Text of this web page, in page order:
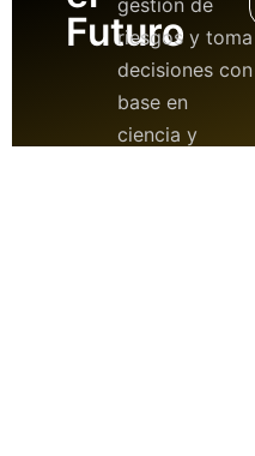
Futuro
riesgos y toma
decisiones con
base en
ciencia y